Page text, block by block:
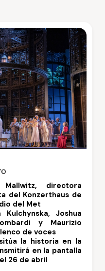
directora
del Konzerthaus de
del Met
Kulchynska, Joshua
y Maurizio
de voces
la historia en la
en la pantalla
26 de abril